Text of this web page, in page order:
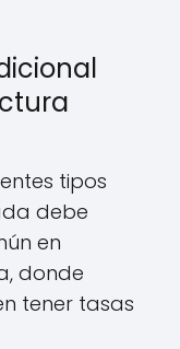
tipos
debe
en
donde
tener tasas